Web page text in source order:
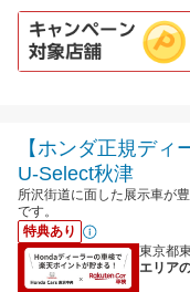
【ホンダ正規デ
U-Select秋津
所沢街道に面した展示車が
です。
特典あり
東京都
エリア